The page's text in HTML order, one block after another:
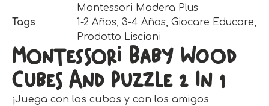
Montessori Madera Plus
Tags
1-2 Años, 3-4 Años, Giocare Educare,
Prodotto Lisciani
Montessori Baby Wood
Cubes And Puzzle 2 In 1
¡Juega con los cubos y con los amigos